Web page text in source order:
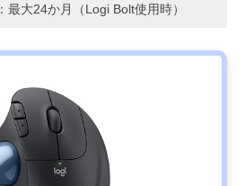
：最大24か月（Logi Bolt使用時）